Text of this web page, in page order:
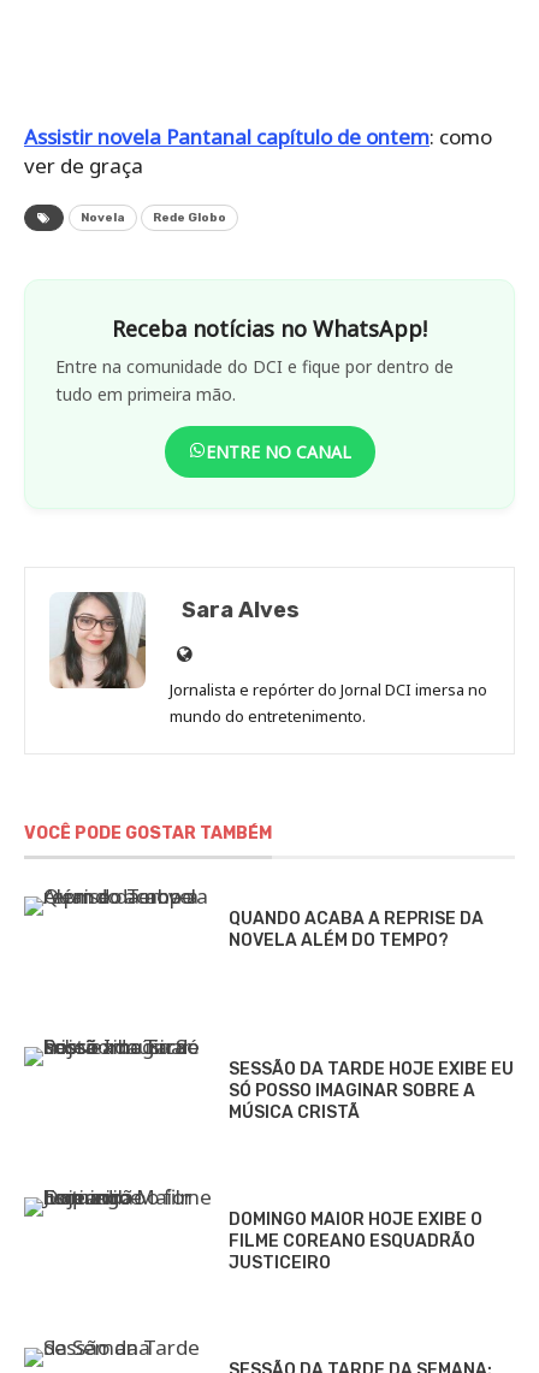
Assistir novela Pantanal capítulo de ontem: como
ver de graça
Novela Rede Globo
Receba notícias no WhatsApp!
Entre na comunidade do DCI e fique por dentro de
tudo em primeira mão.
ENTRE NO CANAL
Sara Alves
Site
de
Sara
Jornalista e repórter do Jornal DCI imersa no
mundo do entretenimento.
VOCÊ PODE GOSTAR TAMBÉM
QUANDO ACABA A REPRISE DA
NOVELA ALÉM DO TEMPO?
SESSÃO DA TARDE HOJE EXIBE EU
SÓ POSSO IMAGINAR SOBRE A
MÚSICA CRISTÃ
DOMINGO MAIOR HOJE EXIBE O
FILME COREANO ESQUADRÃO
JUSTICEIRO